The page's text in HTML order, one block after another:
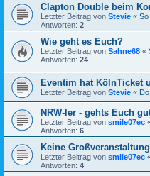
Clapton Double beim
Letzter Beitrag von Stevie « So
Antworten: 2
Wie geht es Euch?
Letzter Beitrag von Sahne68 «
Antworten: 24
Eventim hat KölnTicket
Letzter Beitrag von Stevie «
NRW-ler - gehts Euch
Letzter Beitrag von smile07ec
Antworten: 6
Keine
Letzter Beitrag von smile07ec
Antworten: 4